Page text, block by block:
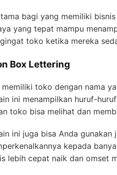
bagi yang memiliki
yang tepat mampu
toko ketika mereka
Box Lettering
toko dengan nama
ini menampilkan huruf-
toko bisa melihat dan
ini juga bisa Anda
kepada
lebih cepat naik dan omset